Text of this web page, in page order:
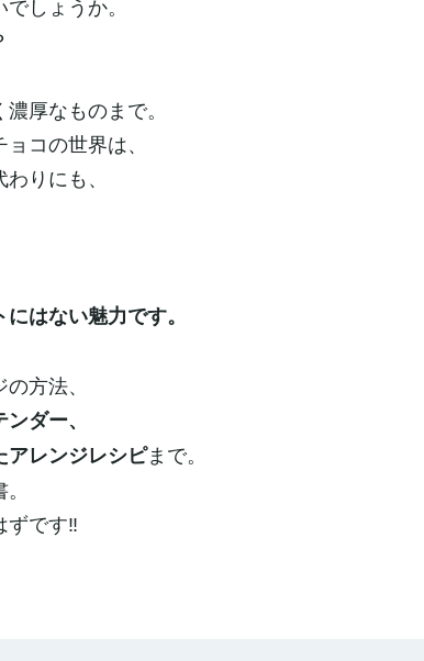
厚なものまで。
コの世界は、
りにも、
はない魅力です。
方法、
ダー、
アレンジレシピまで。
ずです‼